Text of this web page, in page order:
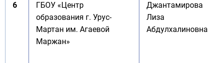
6
ГБОУ «Центр
образования г. Урус-
Мартан им. Агаевой
Маржан»
Джантамирова
Лиза
Абдулхалиновна